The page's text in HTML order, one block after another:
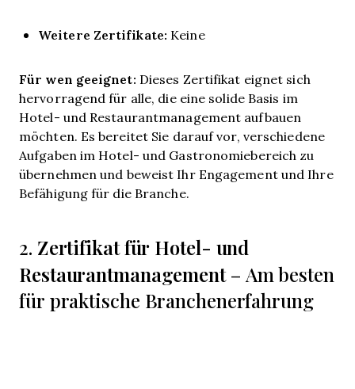
Weitere Zertifikate: Keine
Für wen geeignet: Dieses Zertifikat eignet sich
hervorragend für alle, die eine solide Basis im
Hotel- und Restaurantmanagement aufbauen
möchten. Es bereitet Sie darauf vor, verschiedene
Aufgaben im Hotel- und Gastronomiebereich zu
übernehmen und beweist Ihr Engagement und Ihre
Befähigung für die Branche.
2. Zertifikat für Hotel- und
Restaurantmanagement– Am besten
für praktische Branchenerfahrung